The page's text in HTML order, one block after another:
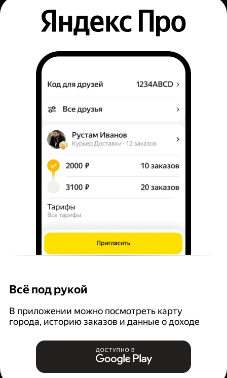
Всё под рукой
В приложении можно посмотреть карту
города, историю заказов и данные о доходе